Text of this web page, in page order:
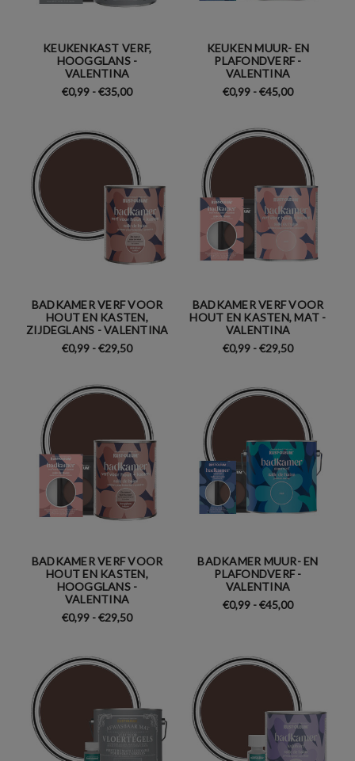
KEUKENKAST VERF,
HOOGGLANS -
VALENTINA
€0,99 - €35,00
KEUKEN MUUR- EN
PLAFONDVERF -
VALENTINA
€0,99 - €45,00
BADKAMER VERF VOOR
HOUT EN KASTEN,
ZIJDEGLANS - VALENTINA
€0,99 - €29,50
BADKAMER VERF VOOR
HOUT EN KASTEN, MAT -
VALENTINA
€0,99 - €29,50
BADKAMER VERF VOOR
HOUT EN KASTEN,
HOOGGLANS -
VALENTINA
€0,99 - €29,50
BADKAMER MUUR- EN
PLAFONDVERF -
VALENTINA
€0,99 - €45,00